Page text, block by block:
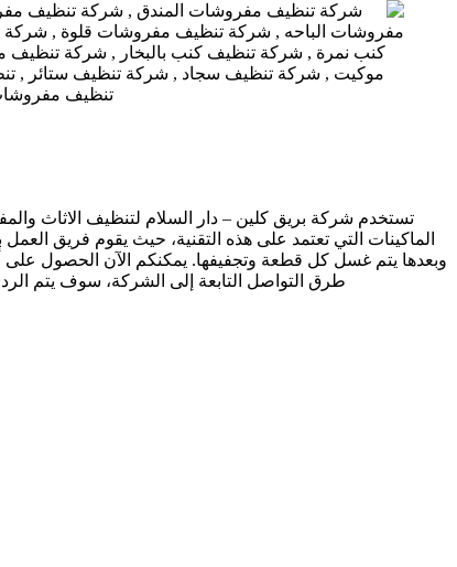
تستخدم شركة بريق كلين – دار السلام لتنظيف الاثاث
الماكينات التي تعتمد على هذه التقنية، حيث يقوم فريق
وبعدها يتم غسل كل قطعة وتجفيفها. يمكنكم الآن الحصول
طرق التواصل التابعة إلى الشركة، سوف يتم